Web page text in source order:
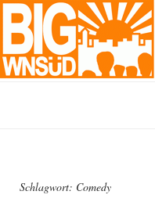
Schlagwort: Comedy